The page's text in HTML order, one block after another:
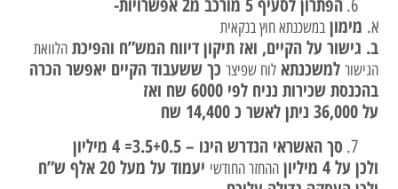
הפתרון לסעיף 5 מורכב מ2 אפשרויות-
א. מימוןבמשכנתא חוץ בנקאית
ב. גישור על הקיים, ואז תיקון דיווח המש”ח והפיכתהלוואת
הגישור למשכנתאלוח שפיצר כך ששעבוד הקיים יאפשר הכרה
בהכנסת שכירות נניח לפי 6000 שח ואז
על 36,000 ניתן לאשר כ 14,400 שח
סך האשראי הנדרש הינו – 3.5+0.5= 4 מיליון
ולכן על 4 מיליון
ההחזר החודשי
יעמוד על מעל 20 אלף ש”ח